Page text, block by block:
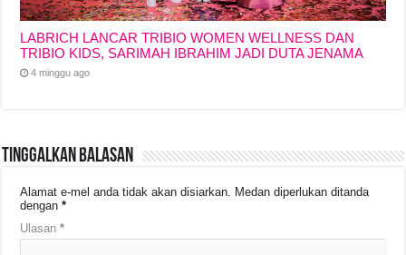
LABRICH LANCAR TRIBIO WOMEN WELLNESS DAN
TRIBIO KIDS, SARIMAH IBRAHIM JADI DUTA JENAMA
4 minggu ago
Tinggalkan Balasan
Alamat e-mel anda tidak akan disiarkan. Medan diperlukan ditanda
dengan*
Ulasan*